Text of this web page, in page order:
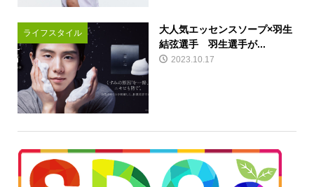
ライフスタイル
大人気エッセンスソープ×羽生
結弦選手 羽生選手が...
2023.10.17